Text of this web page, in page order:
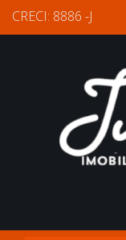
CRECI: 8886 -J